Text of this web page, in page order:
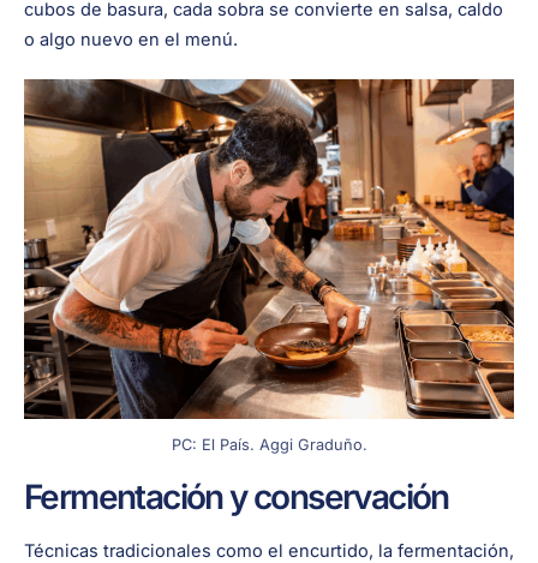
cubos de basura, cada sobra se convierte en salsa, caldo
o algo nuevo en el menú.
PC: El País. Aggi Graduño.
Fermentación y conservación
Técnicas tradicionales como el encurtido, la fermentación,